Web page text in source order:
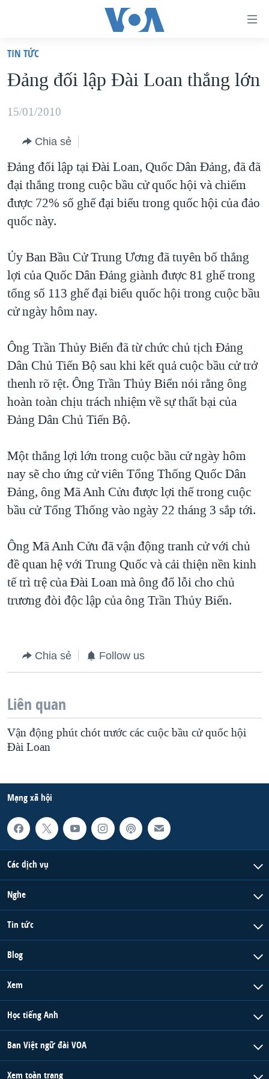
truy
cập
Tới
dung
chính
Tới
điều
hướng
chính
Đi
tới
"Tìm"
VIỆT NAM
HOA KỲ
BLOG
DIỄN ĐÀN
MỤC
VẠCH TRẦN TIN GIẢ
NGƯỜI VIỆT HẢI NGOẠI
KHOA HỌC
SỨC KHOẺ
VĂN HOÁ
CHIẾN TRANH THƯƠNG MẠI CỦA MỸ: QUÁ KHỨ VÀ HIỆN
TẠI
HÀNH TRÌNH BẦU CỬ 2024
MỘT NĂM CHIẾN TRANH TẠI DẢI GAZA
NGÀY TỊ NẠN THẾ GIỚI
TRỊNH VĨNH BÌNH - NGƯỜI HẠ 'BÊN THẮNG CUỘC'
GROUND ZERO – XƯA VÀ NAY
CHI PHÍ CHIẾN TRANH AFGHANISTAN
THƯỢNG ĐỈNH TRUMP-KIM TẠI VIỆT NAM
TRỊNH VĨNH BÌNH VS. CHÍNH PHỦ VIỆT NAM
NGƯ DÂN VIỆT VÀ LÀN SÓNG TRỘM HẢI SÂM
QUAN HỆ VIỆT MỸ
HỌC TIẾNG ANH
VIDEO
NGHE
Ngôn ngữ khác
TIN TỨC
Đảng đối lập Đài Loan thắng lớn
15/01/2010
Chia sẻ
Đảng đối lập tại Đài Loan, Quốc Dân Đảng, đã đã
đại thắng trong cuộc bầu cử quốc hội và chiếm
được 72% số ghế đại biểu trong quốc hội của đảo
quốc này.
Ủy Ban Bầu Cử Trung Ương đã tuyên bố thắng
lợi của Quốc Dân Đảng giành được 81 ghế trong
tổng số 113 ghế đại biểu quốc hội trong cuộc bầu
cử ngày hôm nay.
Ông Trần Thủy Biển đã từ chức chủ tịch Đảng
Dân Chủ Tiến Bộ sau khi kết quả cuộc bầu cử trở
thenh rõ rệt. Ông Trần Thủy Biển nói rằng ông
hoàn toàn chịu trách nhiệm về sự thất bại của
Đảng Dân Chủ Tiến Bộ.
Một thắng lợi lớn trong cuộc bầu cử ngày hôm
nay sẽ cho ứng cử viên Tổng Thống Quốc Dân
Đảng, ông Mã Anh Cửu được lợi thế trong cuộc
bầu cử Tổng Thống vào ngày 22 tháng 3 sắp tới.
Ông Mã Anh Cửu đã vận động tranh cử với chủ
đề quan hệ với Trung Quốc và cải thiện nền kinh
tế trì trệ của Đài Loan mà ông đổ lỗi cho chủ
trương đòi độc lập của ông Trần Thủy Biển.
Chia sẻ Follow us
Liên quan
Vận động phút chót trước các cuộc bầu cử quốc hội
Ðài Loan
Mạng xã hội
Các dịch vụ
Nghe
Tin tức
Blog
Xem
Học tiếng Anh
Ban Việt ngữ đài VOA
Xem toàn trang